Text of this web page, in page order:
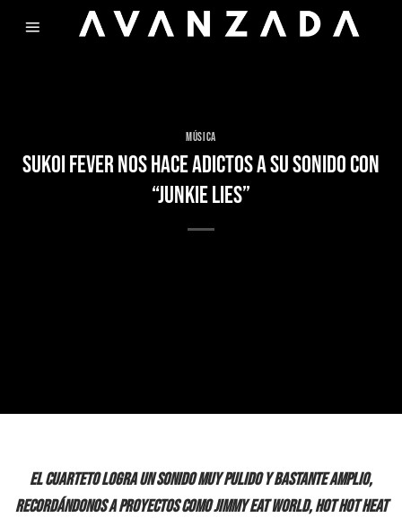
MÚSICA
SUKOI FEVER NOS HACE ADICTOS A SU SONIDO CON
“JUNKIE LIES”
El cuarteto logra un sonido muy pulido y bastante amplio,
recordándonos a proyectos como Jimmy Eat World, Hot Hot Heat